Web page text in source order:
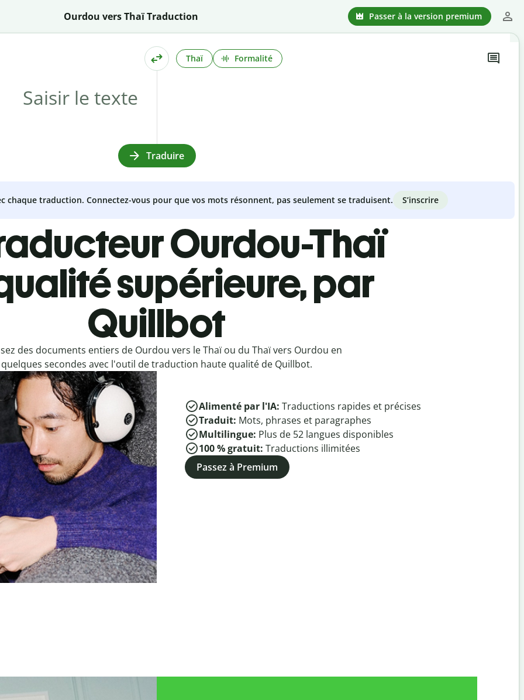
Ourdou vers Thaï Traduction Passer à la version premium
Thaï Formalité
Traduire
chaque traduction. Connectez-vous pour que vos mots résonnent, pas seulement se traduisent. S’inscrire
Ourdou-Thaï
supérieure, par
Quillbot
des documents entiers de Ourdou vers le Thaï ou du Thaï vers Ourdou en
quelques secondes avec l'outil de traduction haute qualité de Quillbot.
Alimenté par l'IA: Traductions rapides et précises
Traduit: Mots, phrases et paragraphes
Multilingue: Plus de 52 langues disponibles
100 % gratuit: Traductions illimitées
Passez à Premium